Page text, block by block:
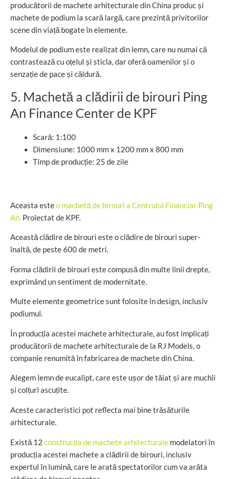
producătorii de machete arhitecturale din China produc și
machete de podium la scară largă, care prezintă privitorilor
scene din viață bogate în elemente.
Modelul de podium este realizat din lemn, care nu numai că
contrastează cu oțelul și sticla, dar oferă oamenilor și o
senzație de pace și căldură.
5. Machetă a clădirii de birouri Ping
An Finance Center de KPF
Scară: 1:100
Dimensiune: 1000 mm x 1200 mm x 800 mm
Timp de producție: 25 de zile
Aceasta esteo machetă de birouri a Centrului Financiar Ping
An. Proiectat de KPF.
Această clădire de birouri este o clădire de birouri super-
înaltă, de peste 600 de metri.
Forma clădirii de birouri este compusă din multe linii drepte,
exprimând un sentiment de modernitate.
Multe elemente geometrice sunt folosite în design, inclusiv
podiumul.
În producția acestei machete arhitecturale, au fost implicați
producătorii de machete arhitecturale de la RJ Models, o
companie renumită în fabricarea de machete din China.
Alegem lemn de eucalipt, care este ușor de tăiat și are muchii
și colțuri ascuțite.
Aceste caracteristici pot reflecta mai bine trăsăturile
arhitecturale.
Există 12 construcția de machete arhitecturale modelatori în
producția acestei machete a clădirii de birouri, inclusiv
expertul în lumină, care le arată spectatorilor cum va arăta